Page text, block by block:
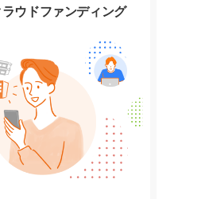
ウドファンディング